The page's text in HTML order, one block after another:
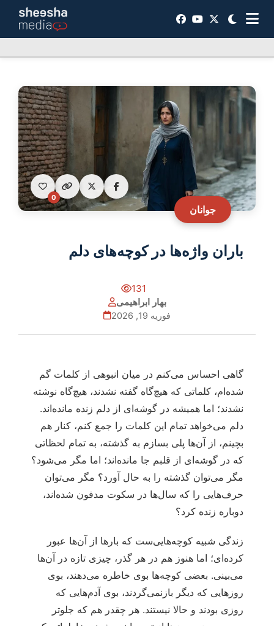
جوانان
0
باران واژه‌ها در کوچه‌های دلم
131
بهار ابراهیمی
فوریه 19, 2026
گاهی احساس می‌کنم در میان انبوهی از کلمات گم
شده‌ام، کلماتی که هیچ‌گاه گفته نشدند، هیچ‌گاه نوشته
نشدند؛ اما همیشه در گوشه‌ای از دلم زنده مانده‌اند.
دلم می‌خواهد تمام این کلمات را جمع کنم، کنار هم
بچینم، از آن‌ها پلی بسازم به گذشته، به تمام لحظاتی
که در گوشه‌ای از قلبم جا مانده‌اند؛ اما مگر می‌شود؟
مگر می‌توان گذشته را به حال آورد؟ مگر می‌توان
حرف‌هایی را که سال‌ها در سکوت مدفون شده‌اند،
دوباره زنده کرد؟
زندگی شبیه کوچه‌هایی‌ست که بارها از آن‌ها عبور
کرده‌ای؛ اما هنوز هم در هر گذر، چیزی تازه در آن‌ها
می‌بینی. بعضی کوچه‌ها بوی خاطره می‌دهند، بوی
روزهایی که دیگر بازنمی‌گردند، بوی آدم‌هایی که
روزی بودند و حالا نیستند. هر چقدر هم که جلوتر